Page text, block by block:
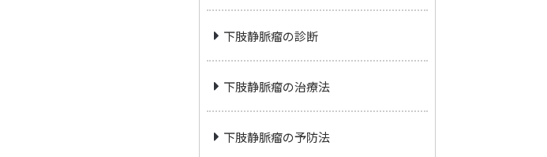
下肢静脈瘤の診断
下肢静脈瘤の治療法
下肢静脈瘤の予防法